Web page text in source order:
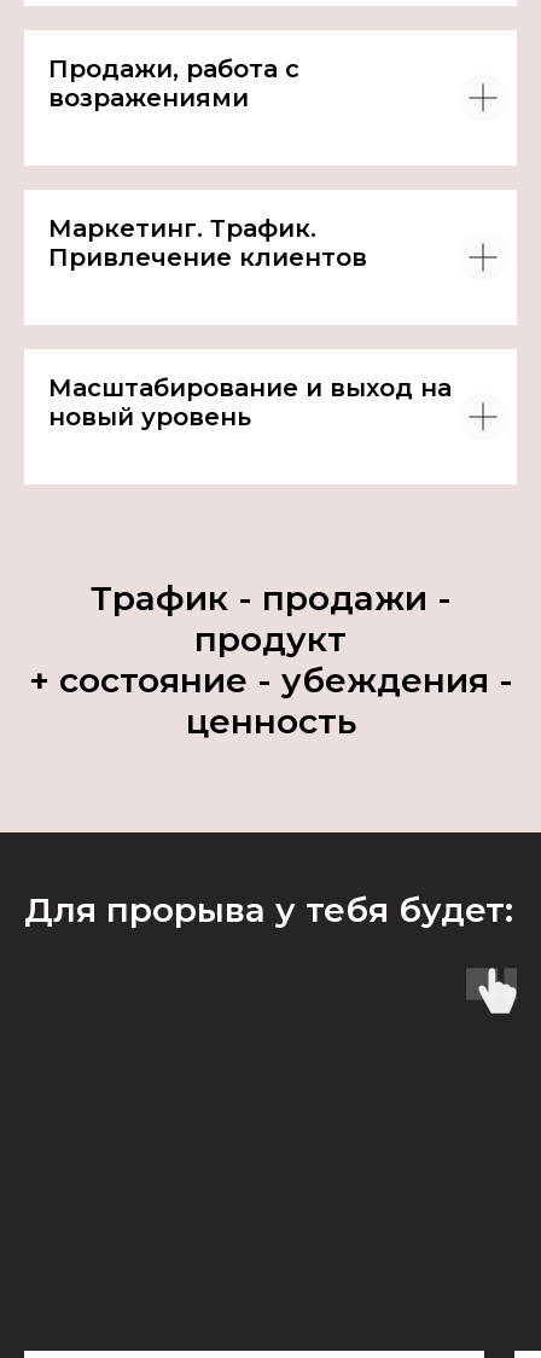
Продажи, работа с
возражениями
Маркетинг. Трафик.
Привлечение клиентов
Масштабирование и выход на
новый уровень
Трафик - продажи -
продукт
+ состояние - убеждения -
ценность
Для прорыва у тебя будет: